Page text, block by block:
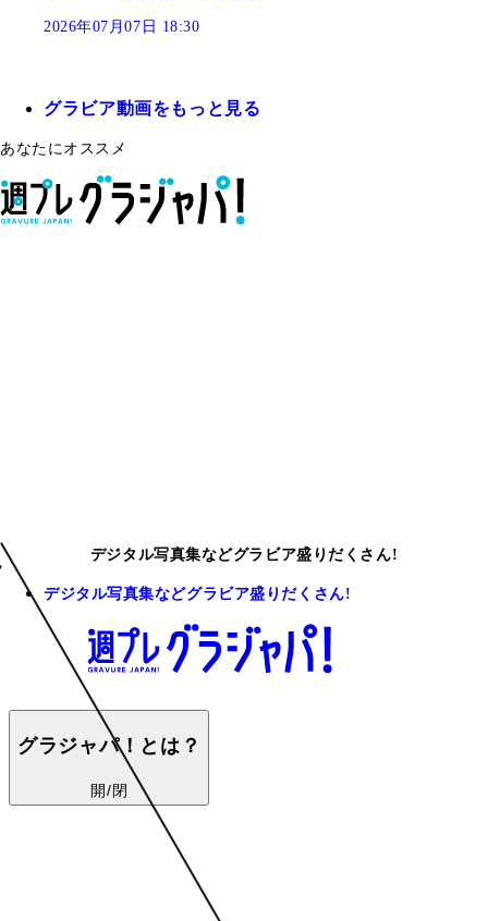
2026年07月07日 18:30
グラビア動画をもっと見る
あなたにオススメ
デジタル写真集などグラビア盛りだくさん!
デジタル写真集などグラビア盛りだくさん!
グラジャパ！とは？
開/閉